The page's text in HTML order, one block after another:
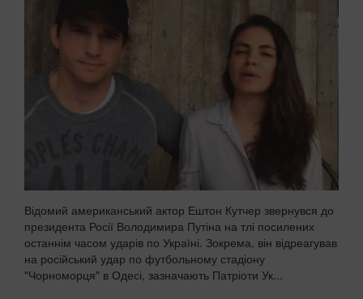
Відомий американський актор Ештон Кутчер звернувся до
президента Росії Володимира Путіна на тлі посилених
останнім часом ударів по Україні. Зокрема, він відреагував
на російський удар по футбольному стадіону
"Чорноморця" в Одесі, зазначають Патріоти Ук...